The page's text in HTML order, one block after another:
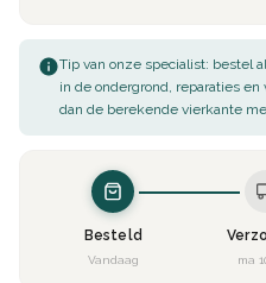
Tip van onze specialist: bestel
in de ondergrond, reparaties
dan de berekende vierkante
Besteld
Vandaag ma